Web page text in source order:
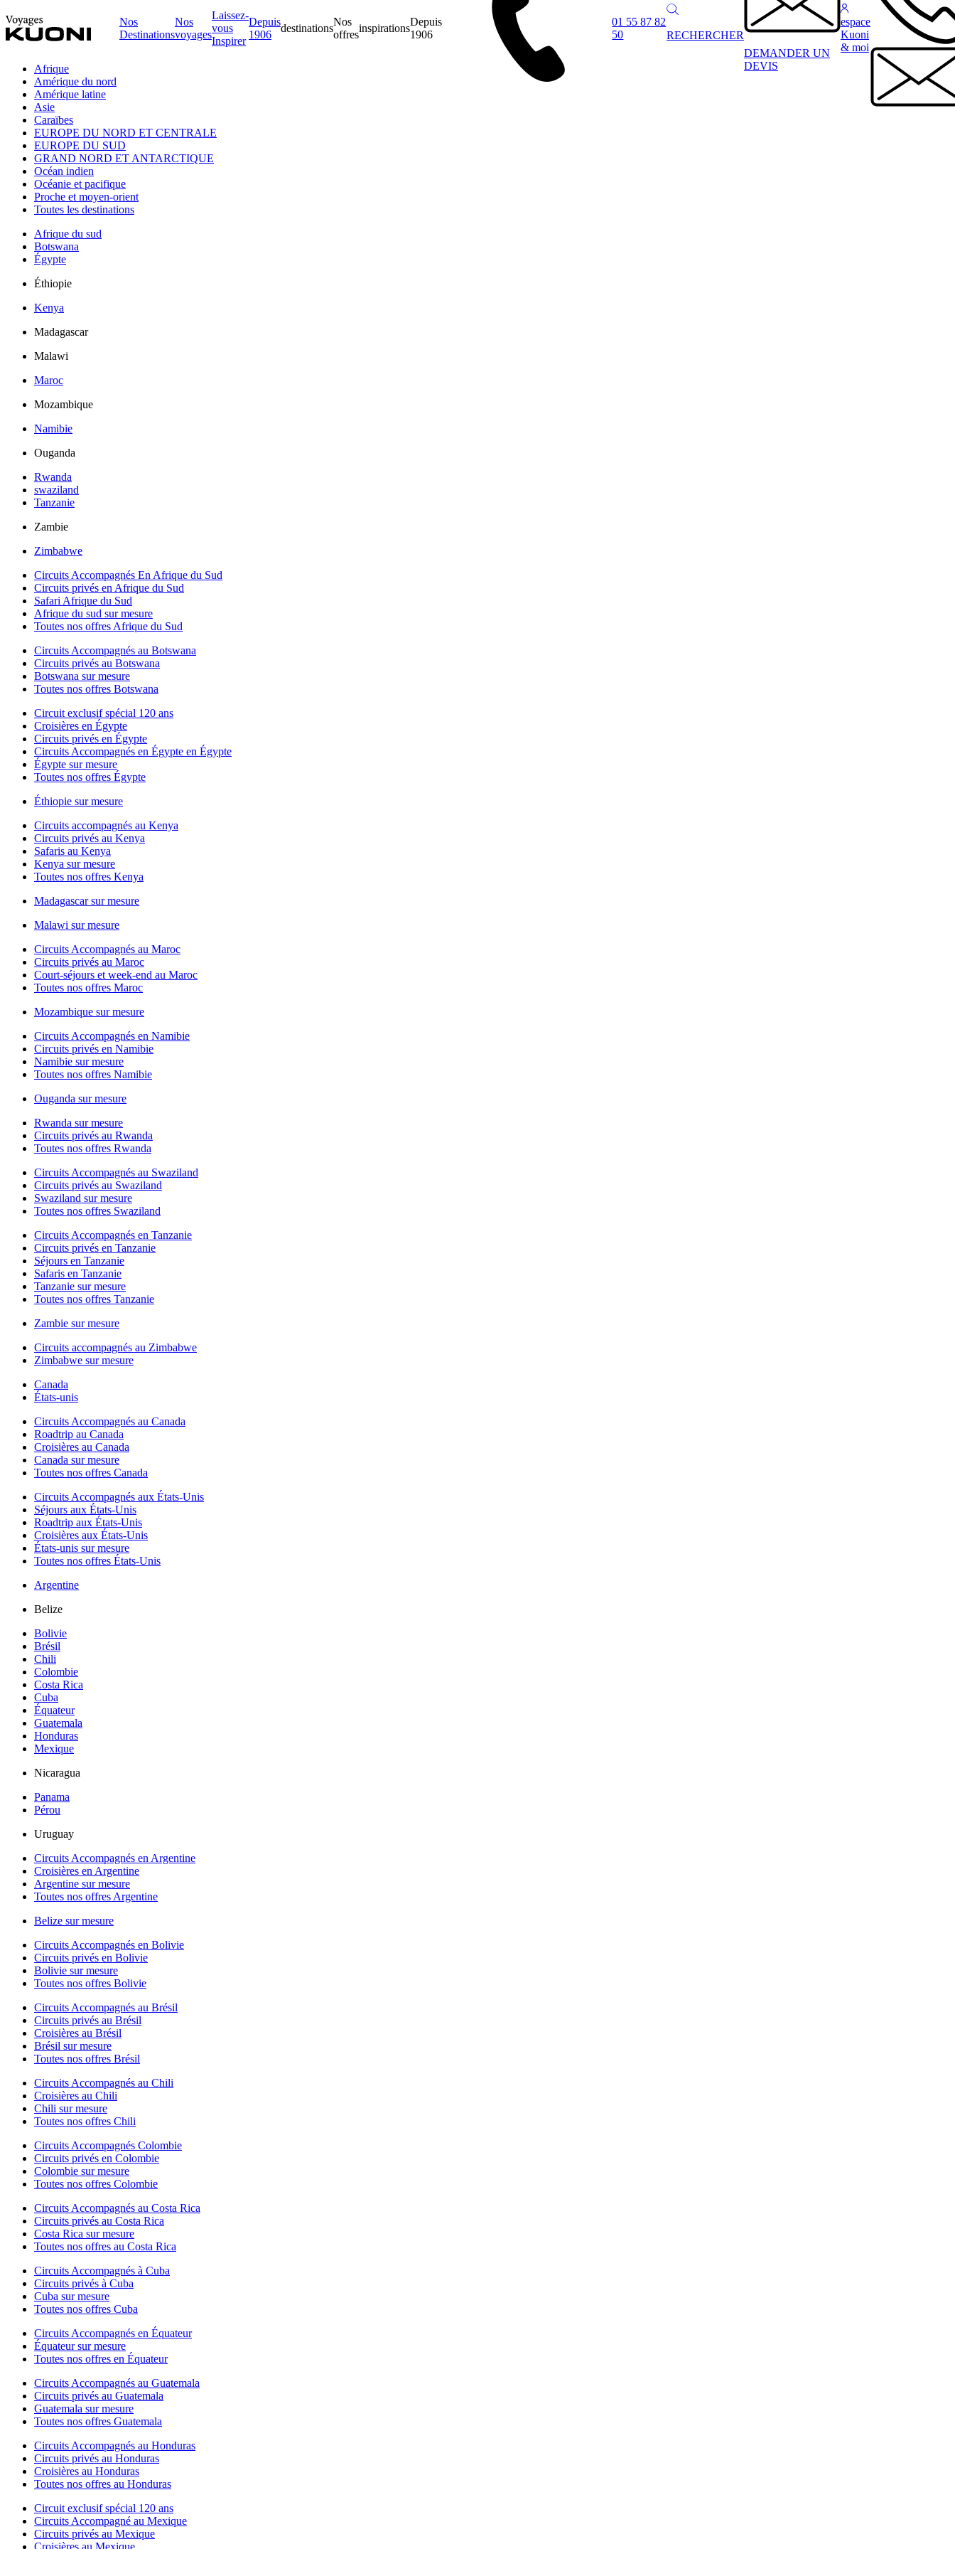
Nos
Destinations
Nos
voyages
Laissez-
vous
Inspirer
Depuis
1906
destinations
Nos
offres
inspirations
Depuis
1906
01 55 87 82
50
RECHERCHER
DEMANDER UN
DEVIS
espace
Kuoni
& moi
Afrique
Amérique du nord
Amérique latine
Asie
Caraïbes
EUROPE DU NORD ET CENTRALE
EUROPE DU SUD
GRAND NORD ET ANTARCTIQUE
Océan indien
Océanie et pacifique
Proche et moyen-orient
Toutes les destinations
Afrique du sud
Botswana
Égypte
Éthiopie
Kenya
Madagascar
Malawi
Maroc
Mozambique
Namibie
Ouganda
Rwanda
swaziland
Tanzanie
Zambie
Zimbabwe
Circuits Accompagnés En Afrique du Sud
Circuits privés en Afrique du Sud
Safari Afrique du Sud
Afrique du sud sur mesure
Toutes nos offres Afrique du Sud
Circuits Accompagnés au Botswana
Circuits privés au Botswana
Botswana sur mesure
Toutes nos offres Botswana
Circuit exclusif spécial 120 ans
Croisières en Égypte
Circuits privés en Égypte
Circuits Accompagnés en Égypte en Égypte
Égypte sur mesure
Toutes nos offres Égypte
Éthiopie sur mesure
Circuits accompagnés au Kenya
Circuits privés au Kenya
Safaris au Kenya
Kenya sur mesure
Toutes nos offres Kenya
Madagascar sur mesure
Malawi sur mesure
Circuits Accompagnés au Maroc
Circuits privés au Maroc
Court-séjours et week-end au Maroc
Toutes nos offres Maroc
Mozambique sur mesure
Circuits Accompagnés en Namibie
Circuits privés en Namibie
Namibie sur mesure
Toutes nos offres Namibie
Ouganda sur mesure
Rwanda sur mesure
Circuits privés au Rwanda
Toutes nos offres Rwanda
Circuits Accompagnés au Swaziland
Circuits privés au Swaziland
Swaziland sur mesure
Toutes nos offres Swaziland
Circuits Accompagnés en Tanzanie
Circuits privés en Tanzanie
Séjours en Tanzanie
Safaris en Tanzanie
Tanzanie sur mesure
Toutes nos offres Tanzanie
Zambie sur mesure
Circuits accompagnés au Zimbabwe
Zimbabwe sur mesure
Canada
États-unis
Circuits Accompagnés au Canada
Roadtrip au Canada
Croisières au Canada
Canada sur mesure
Toutes nos offres Canada
Circuits Accompagnés aux États-Unis
Séjours aux États-Unis
Roadtrip aux États-Unis
Croisières aux États-Unis
États-unis sur mesure
Toutes nos offres États-Unis
Argentine
Belize
Bolivie
Brésil
Chili
Colombie
Costa Rica
Cuba
Équateur
Guatemala
Honduras
Mexique
Nicaragua
Panama
Pérou
Uruguay
Circuits Accompagnés en Argentine
Croisières en Argentine
Argentine sur mesure
Toutes nos offres Argentine
Belize sur mesure
Circuits Accompagnés en Bolivie
Circuits privés en Bolivie
Bolivie sur mesure
Toutes nos offres Bolivie
Circuits Accompagnés au Brésil
Circuits privés au Brésil
Croisières au Brésil
Brésil sur mesure
Toutes nos offres Brésil
Circuits Accompagnés au Chili
Croisières au Chili
Chili sur mesure
Toutes nos offres Chili
Circuits Accompagnés Colombie
Circuits privés en Colombie
Colombie sur mesure
Toutes nos offres Colombie
Circuits Accompagnés au Costa Rica
Circuits privés au Costa Rica
Costa Rica sur mesure
Toutes nos offres au Costa Rica
Circuits Accompagnés à Cuba
Circuits privés à Cuba
Cuba sur mesure
Toutes nos offres Cuba
Circuits Accompagnés en Équateur
Équateur sur mesure
Toutes nos offres en Équateur
Circuits Accompagnés au Guatemala
Circuits privés au Guatemala
Guatemala sur mesure
Toutes nos offres Guatemala
Circuits Accompagnés au Honduras
Circuits privés au Honduras
Croisières au Honduras
Toutes nos offres au Honduras
Circuit exclusif spécial 120 ans
Circuits Accompagné au Mexique
Circuits privés au Mexique
Croisières au Mexique